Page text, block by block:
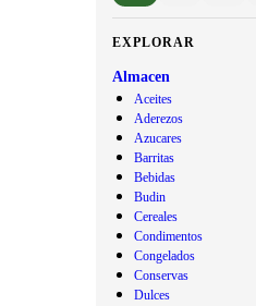
EXPLORAR
Almacen
Aceites
Aderezos
Azucares
Barritas
Bebidas
Budin
Cereales
Condimentos
Congelados
Conservas
Dulces